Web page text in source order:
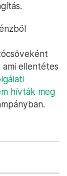
ellentétes
hívták meg